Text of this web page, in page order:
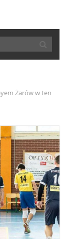
Żarów w ten